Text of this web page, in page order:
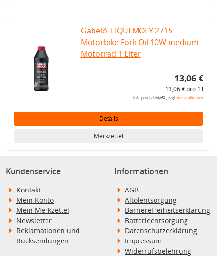
Gabelöl LIQUI MOLY 2715
Motorbike Fork Oil 10W medium
Motorrad 1 Liter
13,06 €
13,06 € pro 1 l
inkl. gesetzl. MwSt., zzgl.Versandkosten
Details
Merkzettel
Kundenservice
Kontakt
Mein Konto
Mein Merkzettel
Newsletter
Reklamationen und
Rücksendungen
Informationen
AGB
Altölentsorgung
Barrierefreiheitserklärung
Batterieentsorgung
Datenschutzerklärung
Impressum
Widerrufsbelehrung